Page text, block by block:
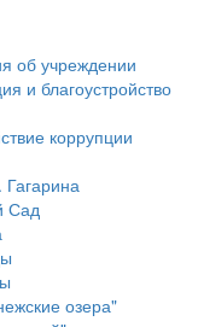
об учреждении
и благоустройство
коррупции
Сад
озера"